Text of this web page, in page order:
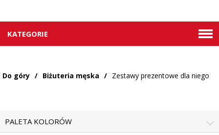
KATEGORIE
Do góry / Biżuteria męska / Zestawy prezentowe dla niego
PALETA KOLORÓW